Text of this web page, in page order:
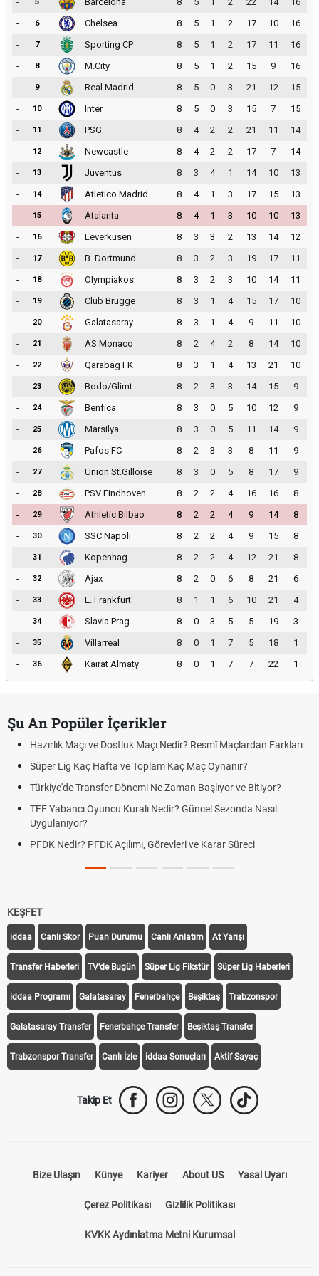
-
6 Chelsea 8 5 1 2 17 10
16
-
7 Sporting CP 8 5 1 2 17 11
16
-
8 M.City 8 5 1 2 15 9
16
-
9 Real Madrid 8 5 0 3 21 12
15
-
10 Inter 8 5 0 3 15 7
15
-
11 PSG 8 4 2 2 21 11
14
-
12 Newcastle 8 4 2 2 17 7
14
-
13 Juventus 8 3 4 1 14 10
13
-
14 Atletico Madrid 8 4 1 3 17 15
13
-
15 Atalanta 8 4 1 3 10 10
13
-
16 Leverkusen 8 3 3 2 13 14
12
-
17 B. Dortmund 8 3 2 3 19 17
11
-
18 Olympiakos 8 3 2 3 10 14
11
-
19 Club Brugge 8 3 1 4 15 17
10
-
20 Galatasaray 8 3 1 4 9 11
10
-
21 AS Monaco 8 2 4 2 8 14
10
-
22 Qarabag FK 8 3 1 4 13 21
10
-
23 Bodo/Glimt 8 2 3 3 14 15
9
-
24 Benfica 8 3 0 5 10 12
9
-
25 Marsilya 8 3 0 5 11 14
9
-
26 Pafos FC 8 2 3 3 8 11
9
-
27 Union St.Gilloise 8 3 0 5 8 17
9
-
28 PSV Eindhoven 8 2 2 4 16 16
8
-
29 Athletic Bilbao 8 2 2 4 9 14
8
-
30 SSC Napoli 8 2 2 4 9 15
8
-
31 Kopenhag 8 2 2 4 12 21
8
-
32 Ajax 8 2 0 6 8 21
6
-
33 E. Frankfurt 8 1 1 6 10 21
4
-
34 Slavia Prag 8 0 3 5 5 19
3
-
35 Villarreal 8 0 1 7 5 18
1
-
36 Kairat Almaty 8 0 1 7 7 22 1
Şu An Popüler İçerikler
Hazırlık Maçı ve Dostluk Maçı Nedir? Resmî Maçlardan Farkları
Süper Lig Kaç Hafta ve Toplam Kaç Maç Oynanır?
Türkiye'de Transfer Dönemi Ne Zaman Başlıyor ve Bitiyor?
TFF Yabancı Oyuncu Kuralı Nedir? Güncel Sezonda Nasıl
Uygulanıyor?
PFDK Nedir? PFDK Açılımı, Görevleri ve Karar Süreci
KEŞFET
iddaa Canlı Skor Puan Durumu Canlı Anlatım At Yarışı
Transfer Haberleri TV'de Bugün Süper Lig Fikstür Süper Lig Haberleri
iddaa Programı Galatasaray Fenerbahçe Beşiktaş Trabzonspor
Galatasaray Transfer Fenerbahçe Transfer Beşiktaş Transfer
Trabzonspor Transfer Canlı İzle iddaa Sonuçları Aktif Sayaç
Takip Et
Bize Ulaşın Künye Kariyer About US Yasal Uyarı
Çerez Politikası Gizlilik Politikası
KVKK Aydınlatma Metni Kurumsal